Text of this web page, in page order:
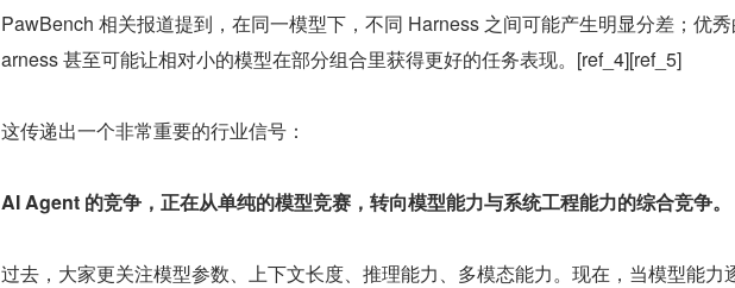
PawBench 相关报道提到，在同一模型下，不同 Harness 之间可能产生明显分差；优
arness 甚至可能让相对小的模型在部分组合里获得更好的任务表现。[ref_4][ref_5]
这传递出一个非常重要的行业信号：
AI Agent 的竞争，正在从单纯的模型竞赛，转向模型能力与系统工程能力的综合竞争。
过去，大家更关注模型参数、上下文长度、推理能力、多模态能力。现在，当模型能力